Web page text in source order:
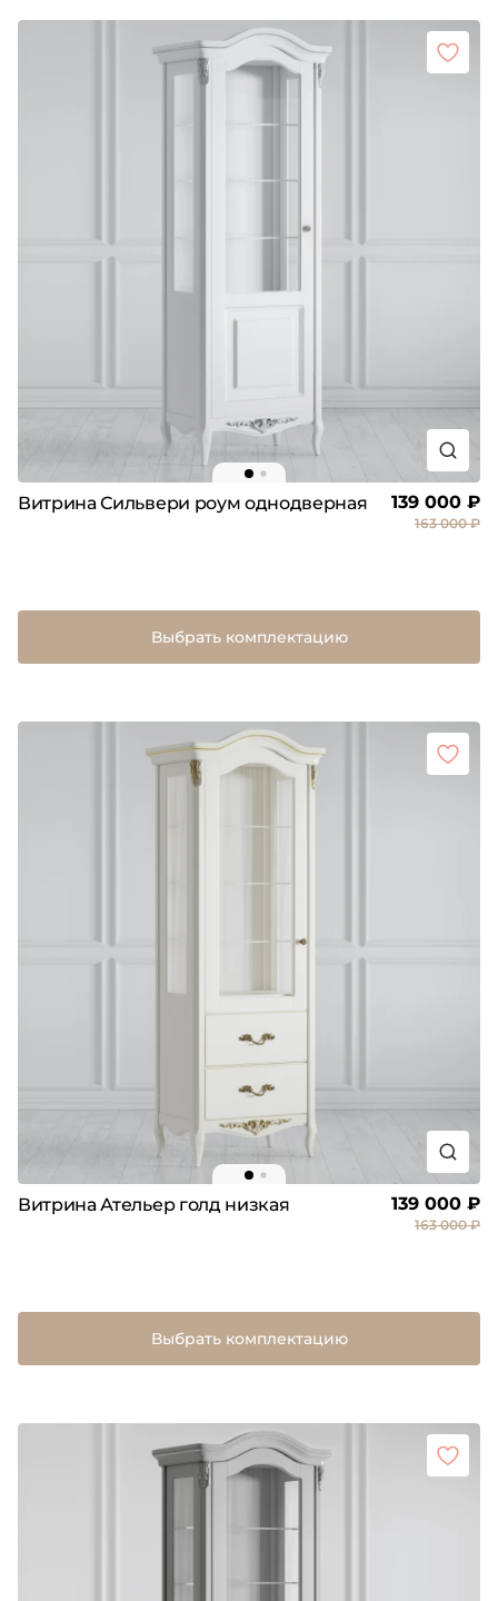
Витрина Сильвери роум однодверная 139 000 ₽
163 000 ₽
Выбрать комплектацию
Витрина Ательер голд низкая 139 000 ₽
163 000 ₽
Выбрать комплектацию